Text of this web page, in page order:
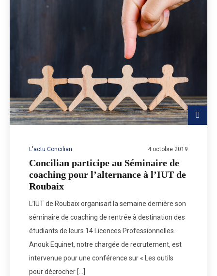
L'actu Concilian 4 octobre 2019
Concilian participe au Séminaire de
coaching pour l’alternance à l’IUT de
Roubaix
L’IUT de Roubaix organisait la semaine dernière son
séminaire de coaching de rentrée à destination des
étudiants de leurs 14 Licences Professionnelles.
Anouk Equinet, notre chargée de recrutement, est
intervenue pour une conférence sur « Les outils
pour décrocher […]